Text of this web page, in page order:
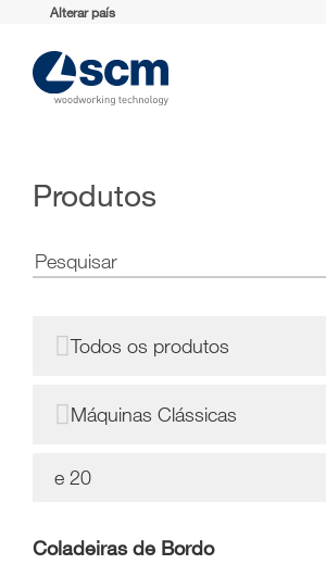
Alterar país
Produtos
Todos os produtos
Máquinas Clássicas
e 20
Coladeiras de Bordo